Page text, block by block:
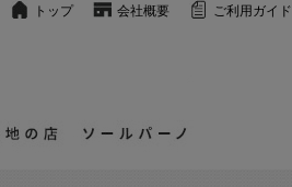
トップ 会社概要 ご利用ガイド